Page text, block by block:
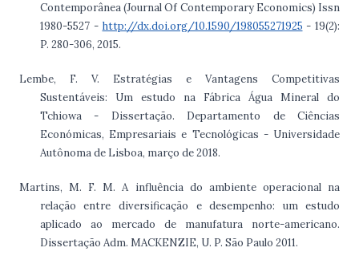
Contemporânea (Journal Of Contemporary Economics) Issn
1980-5527 - http://dx.doi.org/10.1590/198055271925 - 19(2):
P. 280-306, 2015.
Lembe, F. V. Estratégias e Vantagens Competitivas
Sustentáveis: Um estudo na Fábrica Água Mineral do
Tchiowa - Dissertação. Departamento de Ciências
Económicas, Empresariais e Tecnológicas - Universidade
Autônoma de Lisboa, março de 2018.
Martins, M. F. M. A influência do ambiente operacional na
relação entre diversificação e desempenho: um estudo
aplicado ao mercado de manufatura norte-americano.
Dissertação Adm. MACKENZIE, U. P. São Paulo 2011.